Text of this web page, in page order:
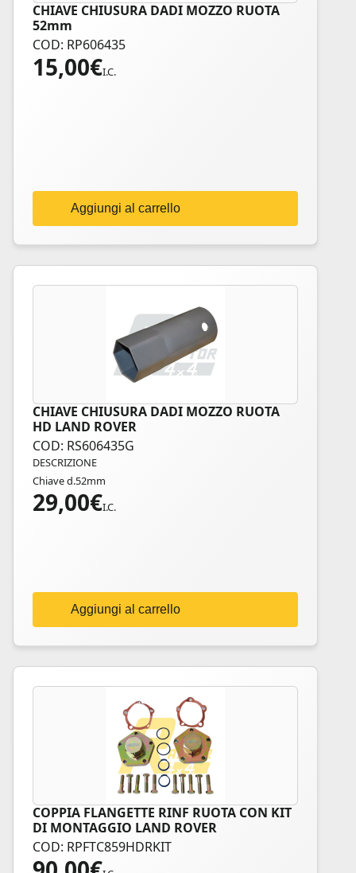
CHIAVE CHIUSURA DADI MOZZO RUOTA
52mm
COD: RP606435
15,00€I.C.
Aggiungi al carrello
CHIAVE CHIUSURA DADI MOZZO RUOTA
HD LAND ROVER
COD: RS606435G
DESCRIZIONE
Chiave d.52mm
29,00€I.C.
Aggiungi al carrello
COPPIA FLANGETTE RINF RUOTA CON KIT
DI MONTAGGIO LAND ROVER
COD: RPFTC859HDRKIT